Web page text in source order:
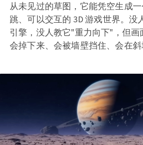
从未见过的草图，它能凭空生成
跳、可以交互的 3D 游戏世界。没
引擎，没人教它"重力向下"，但画
会掉下来、会被墙壁挡住、会在斜